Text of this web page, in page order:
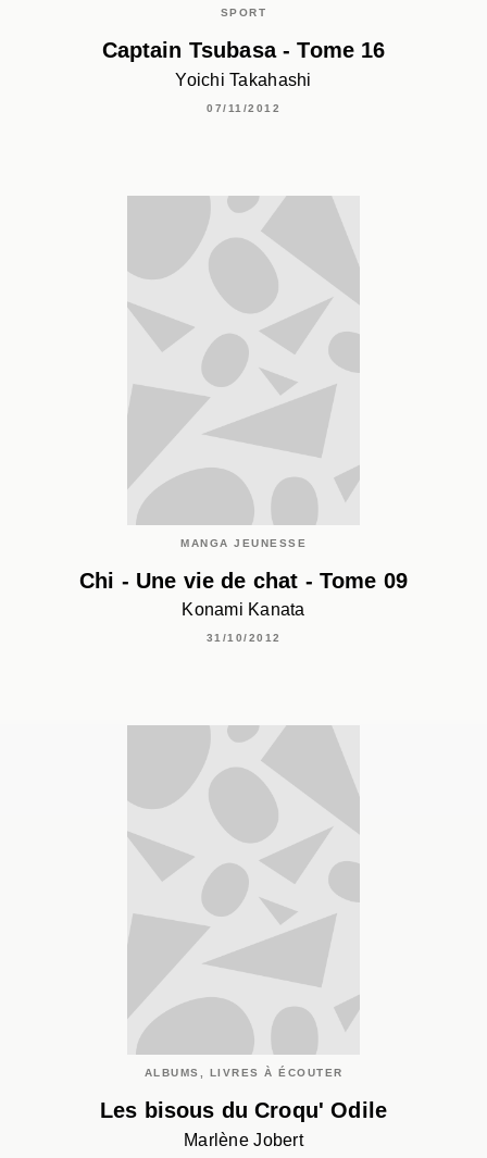
SPORT
Captain Tsubasa - Tome 16
Yoichi Takahashi
07/11/2012
MANGA JEUNESSE
Chi - Une vie de chat - Tome 09
Konami Kanata
31/10/2012
ALBUMS, LIVRES À ÉCOUTER
Les bisous du Croqu' Odile
Marlène Jobert